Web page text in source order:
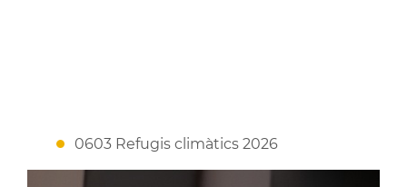
0603 Refugis climàtics 2026